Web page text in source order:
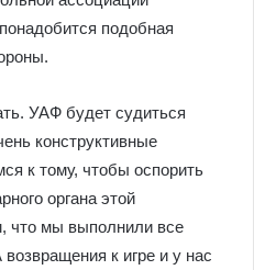
подобная
УАФ будет судиться
конструктивные
к тому, чтобы оспорить
органа этой
что мы выполнили все
к игре и у нас